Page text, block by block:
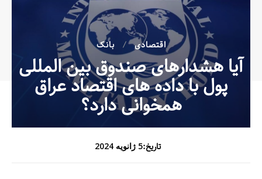
اقتصادی بانک
آیا هشدارهای صندوق بین المللی
پول با داده های اقتصاد عراق
همخوانی دارد؟
تاریخ:5 ژانویه 2024